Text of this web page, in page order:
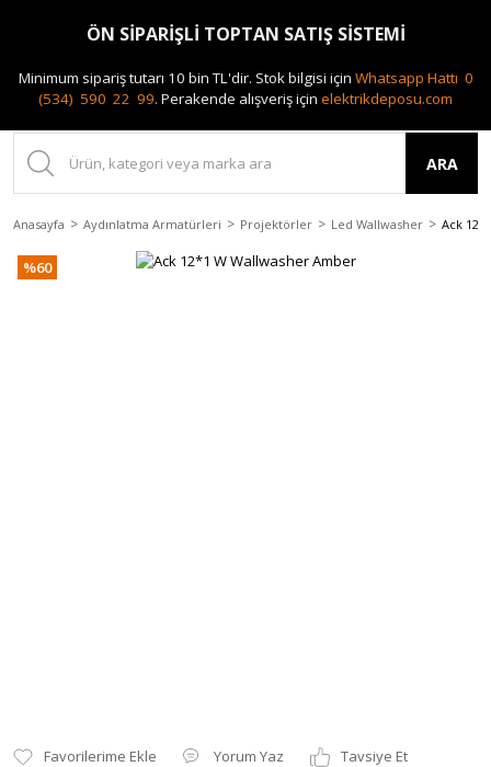
0(212) 240 87 88
ARA
Anasayfa Aydınlatma Armatürleri Projektörler Led Wallwasher Ack
%60
Yorum Yaz
Tavsiye Et
ÖN SİPARİŞLİ TOPTAN SATIŞ SİSTEMİ
Minimum sipariş tutarı 10 bin TL'dir. Stok bilgisi için Whatsapp Hattı 0
(534) 590 22 99. Perakende alışveriş için elektrikdeposu.com